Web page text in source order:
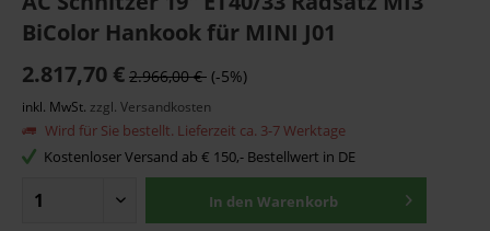
BiColor Hankook für MINI J01
2.817,70 € 2.966,00 € (-5%)
inkl. MwSt. zzgl. Versandkosten
Wird für Sie bestellt. Lieferzeit ca. 3-7 Werktage
Kostenloser Versand ab € 150,- Bestellwert in DE
In den Warenkorb